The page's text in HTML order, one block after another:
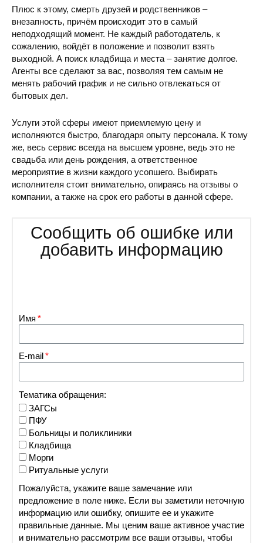
Плюс к этому, смерть друзей и родственников –
внезапность, причём происходит это в самый
неподходящий момент. Не каждый работодатель, к
сожалению, войдёт в положение и позволит взять
выходной. А поиск кладбища и места – занятие долгое.
Агенты все сделают за вас, позволяя тем самым не
менять рабочий график и не сильно отвлекаться от
бытовых дел.
Услуги этой сферы имеют приемлемую цену и
исполняются быстро, благодаря опыту персонала. К тому
же, весь сервис всегда на высшем уровне, ведь это не
свадьба или день рождения, а ответственное
мероприятие в жизни каждого усопшего. Выбирать
исполнителя стоит внимательно, опираясь на отзывы о
компании, а также на срок его работы в данной сфере.
Сообщить об ошибке или
добавить информацию
Имя
E-mail
Тематика обращения:
ЗАГСы
ПФУ
Больницы и поликлиники
Кладбища
Морги
Ритуальные услуги
Пожалуйста, укажите ваше замечание или
предложение в поле ниже. Если вы заметили неточную
информацию или ошибку, опишите ее и укажите
правильные данные. Мы ценим ваше активное участие
и внимательно рассмотрим все ваши отзывы, чтобы